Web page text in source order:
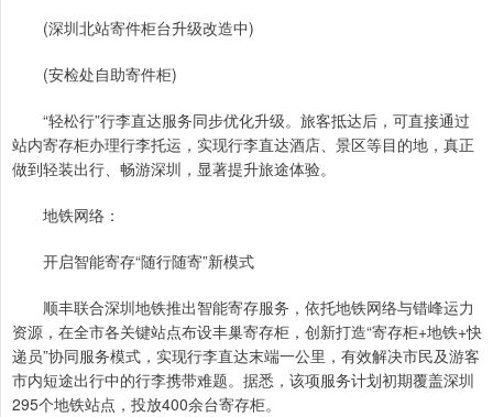
(深圳北站寄件柜台升级改造中)
(安检处自助寄件柜)
“轻松行”行李直达服务同步优化升级。旅客抵达后，可直接通过
站内寄存柜办理行李托运，实现行李直达酒店、景区等目的地，真正
做到轻装出行、畅游深圳，显著提升旅途体验。
地铁网络：
开启智能寄存“随行随寄”新模式
顺丰联合深圳地铁推出智能寄存服务，依托地铁网络与错峰运力
资源，在全市各关键站点布设丰巢寄存柜，创新打造“寄存柜+地铁+快
递员”协同服务模式，实现行李直达末端一公里，有效解决市民及游客
市内短途出行中的行李携带难题。据悉，该项服务计划初期覆盖深圳
295个地铁站点，投放400余台寄存柜。